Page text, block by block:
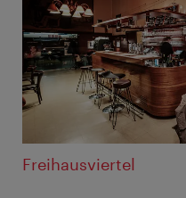
Freihausviertel